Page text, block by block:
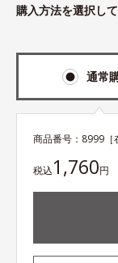
購入方法を選択して
通常
商品番号： 8999
税込1,760円